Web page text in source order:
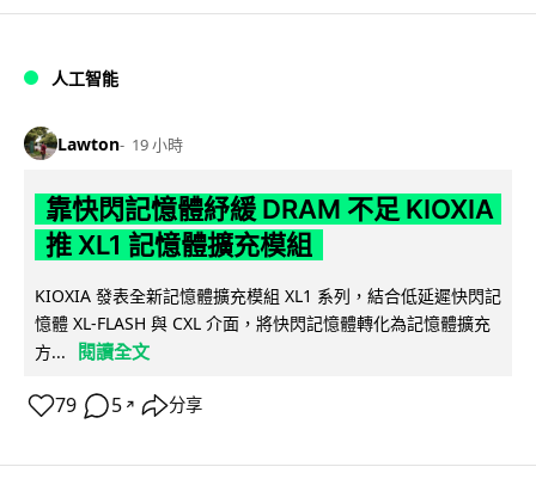
人工智能
Lawton 19 小時
靠快閃記憶體紓緩 DRAM 不足 KIOXIA
推 XL1 記憶體擴充模組
KIOXIA 發表全新記憶體擴充模組 XL1 系列，結合低延遲快閃記
憶體 XL-FLASH 與 CXL 介面，將快閃記憶體轉化為記憶體擴充
方...
閱讀全文
79 5 ↗ 分享